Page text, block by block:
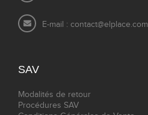
E-mail : contact@elplace.com
SAV
Modalités de retour
Procédures SAV